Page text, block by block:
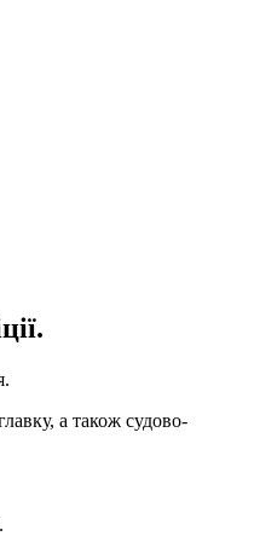
а також судово-